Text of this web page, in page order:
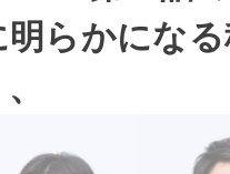
らかにな